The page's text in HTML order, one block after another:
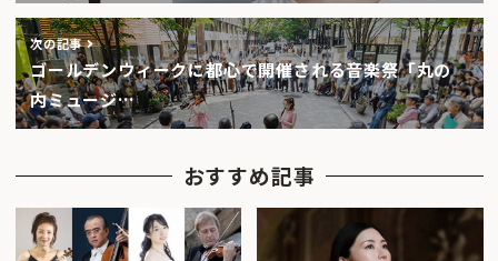
次の記事
ゴールデンウィークに都心で開催される音楽祭「丸の
内ミュージ…
おすすめ記事